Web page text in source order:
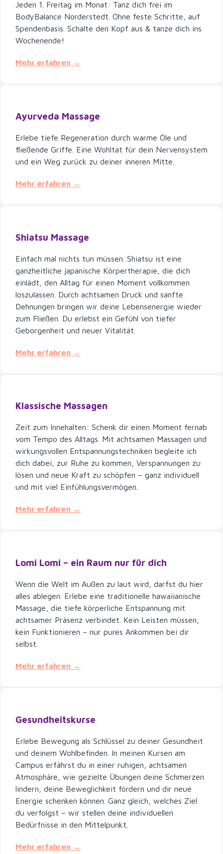
Jeden 1. Freitag im Monat: Tanz dich frei im
BodyBalance Norderstedt. Ohne feste Schritte, auf
Spendenbasis. Schalte den Kopf aus & tanze dich ins
Wochenende!
Mehr erfahren →
Ayurveda Massage
Erlebe tiefe Regeneration durch warme Öle und
fließende Griffe. Eine Wohltat für dein Nervensystem
und ein Weg zurück zu deiner inneren Mitte.
Mehr erfahren →
Shiatsu Massage
Einfach mal nichts tun müssen. Shiatsu ist eine
ganzheitliche japanische Körpertherapie, die dich
einlädt, den Alltag für einen Moment vollkommen
loszulassen. Durch achtsamen Druck und sanfte
Dehnungen bringen wir deine Lebensenergie wieder
zum Fließen. Du erlebst ein Gefühl von tiefer
Geborgenheit und neuer Vitalität.
Mehr erfahren →
Klassische Massagen
Zeit zum Innehalten: Schenk dir einen Moment fernab
vom Tempo des Alltags. Mit achtsamen Massagen und
wirkungsvollen Entspannungstechniken begleite ich
dich dabei, zur Ruhe zu kommen, Verspannungen zu
lösen und neue Kraft zu schöpfen – ganz individuell
und mit viel Einfühlungsvermögen.
Mehr erfahren →
Lomi Lomi – ein Raum nur für dich
Wenn die Welt im Außen zu laut wird, darfst du hier
alles ablegen. Erlebe eine traditionelle hawaiianische
Massage, die tiefe körperliche Entspannung mit
achtsamer Präsenz verbindet. Kein Leisten müssen,
kein Funktionieren – nur pures Ankommen bei dir
selbst.
Mehr erfahren →
Gesundheitskurse
Erlebe Bewegung als Schlüssel zu deiner Gesundheit
und deinem Wohlbefinden. In meinen Kursen am
Campus erfährst du in einer ruhigen, achtsamen
Atmosphäre, wie gezielte Übungen deine Schmerzen
lindern, deine Beweglichkeit fördern und dir neue
Energie schenken können. Ganz gleich, welches Ziel
du verfolgst – wir stellen deine individuellen
Bedürfnisse in den Mittelpunkt.
Mehr erfahren →